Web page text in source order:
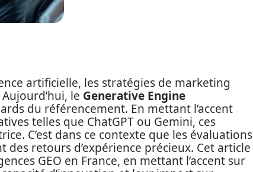
artificielle, les stratégies de marketing
le Generative Engine
du référencement. En mettant l’accent
telles que ChatGPT ou Gemini, ces
C’est dans ce contexte que les évaluations
retours d’expérience précieux. Cet article
GEO en France, en mettant l’accent sur